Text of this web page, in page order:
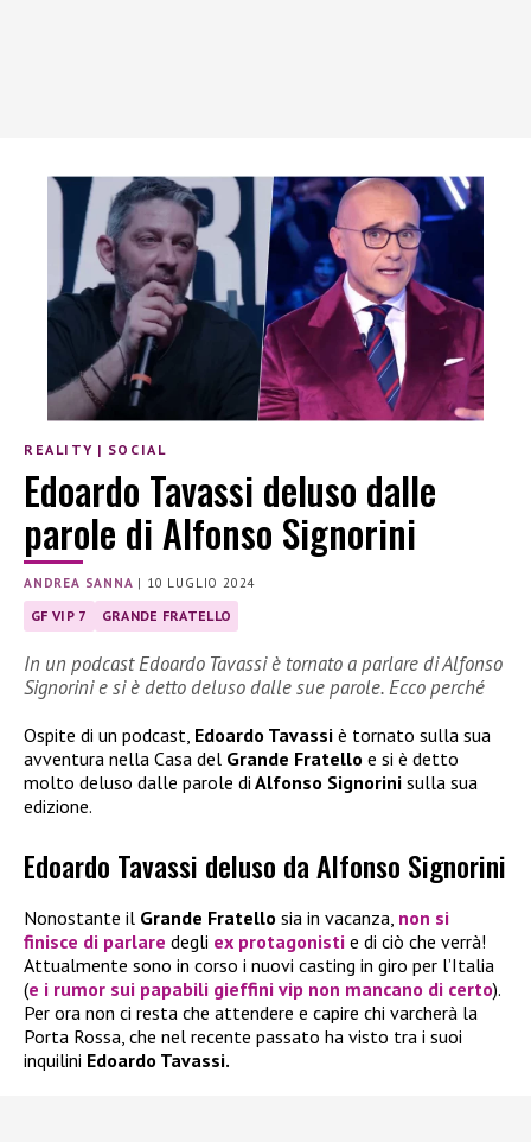
REALITY | SOCIAL
Edoardo Tavassi deluso dalle
parole di Alfonso Signorini
ANDREA SANNA | 10 LUGLIO 2024
GF VIP 7 GRANDE FRATELLO
In un podcast Edoardo Tavassi è tornato a parlare di Alfonso
Signorini e si è detto deluso dalle sue parole. Ecco perché
Ospite di un podcast, Edoardo Tavassi è tornato sulla sua
avventura nella Casa del Grande Fratello e si è detto
molto deluso dalle parole di Alfonso Signorini sulla sua
edizione.
Edoardo Tavassi deluso da Alfonso Signorini
Nonostante il Grande Fratello sia in vacanza, non si
finisce di parlare degli ex protagonisti e di ciò che verrà!
Attualmente sono in corso i nuovi casting in giro per l’Italia
(e i rumor sui papabili gieffini vip non mancano di certo).
Per ora non ci resta che attendere e capire chi varcherà la
Porta Rossa, che nel recente passato ha visto tra i suoi
inquilini Edoardo Tavassi.